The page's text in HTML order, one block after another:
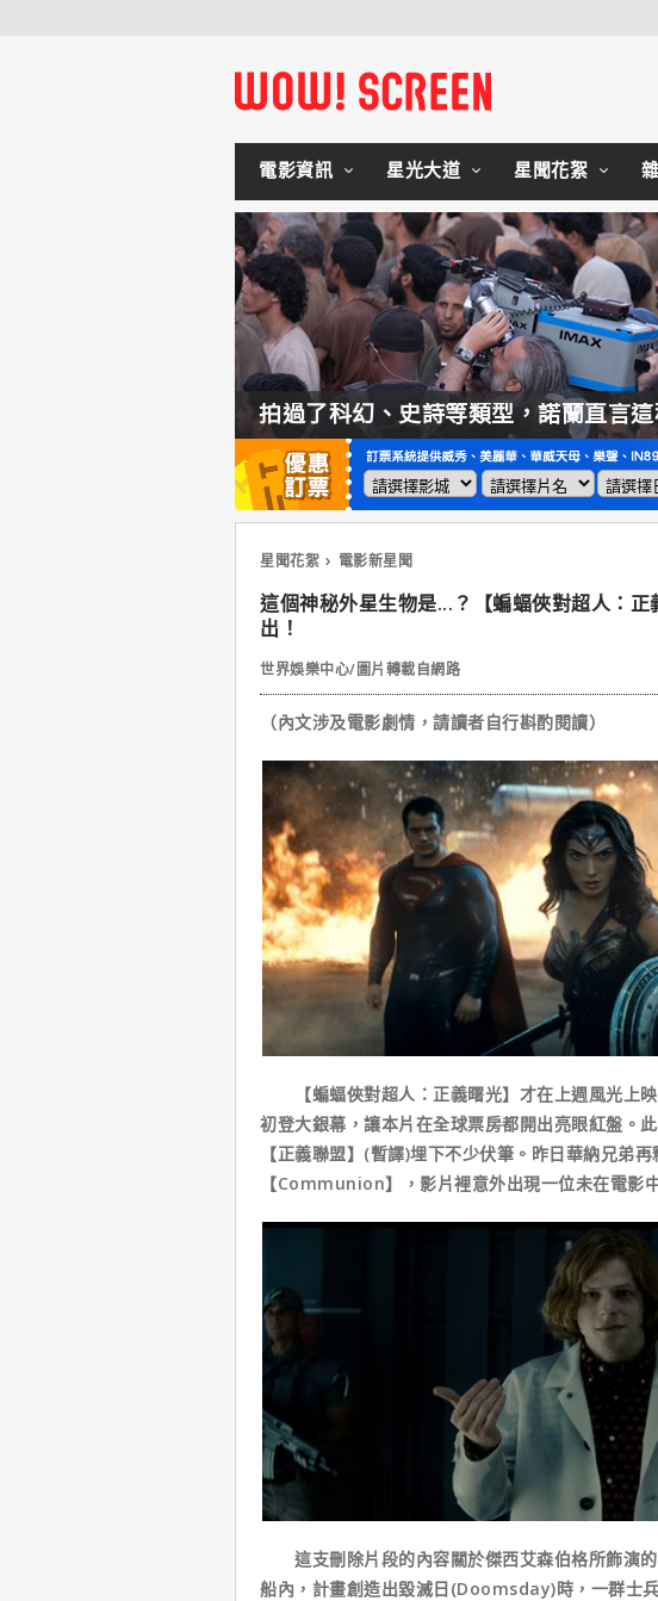
電影資訊 星光大道 星聞花絮
拍過了科幻、史詩等類型，諾蘭直言這
星聞花絮 電影新星聞
這個神秘外星生物是...？【蝙蝠俠對超人：正
出！
世界娛樂中心/圖片轉載自網路
（內文涉及電影劇情，請讀者自行斟酌閱讀）
【蝙蝠俠對超人：正義曙光】才在上週風光上映
初登大銀幕，讓本片在全球票房都開出亮眼紅盤。
【正義聯盟】(暫譯)埋下不少伏筆。昨日華納兄弟
【Communion】，影片裡意外出現一位未在電影
這支刪除片段的內容關於傑西艾森伯格所飾演的
船內，計畫創造出毀滅日(Doomsday)時，一群士